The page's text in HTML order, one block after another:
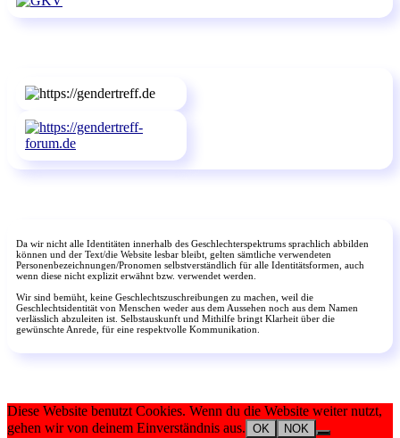
Da wir nicht alle Identitäten innerhalb des Geschlechterspektrums sprachlich abbilden
können und der Text/die Website lesbar bleibt, gelten sämtliche verwendeten
Personenbezeichnungen/Pronomen selbstverständlich für alle Identitätsformen, auch
wenn diese nicht explizit erwähnt bzw. verwendet werden.
Wir sind bemüht, keine Geschlechtszuschreibungen zu machen, weil die
Geschlechtsidentität von Menschen weder aus dem Aussehen noch aus dem Namen
verlässlich abzuleiten ist. Selbstauskunft und Mithilfe bringt Klarheit über die
gewünschte Anrede, für eine respektvolle Kommunikation.
Diese Website benutzt Cookies. Wenn du die Website weiter nutzt,
gehen wir von deinem Einverständnis aus. OK NOK